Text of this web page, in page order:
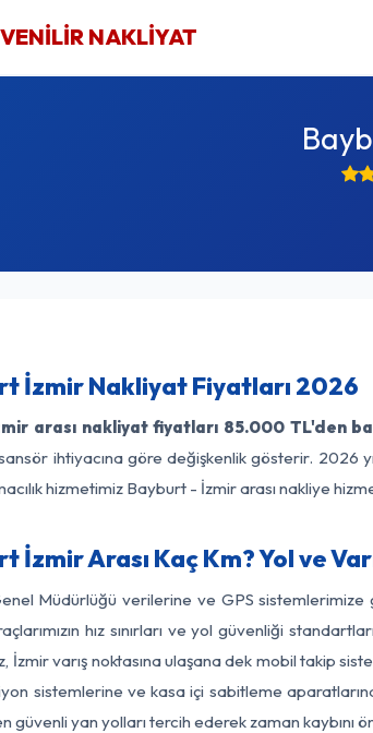
NAKLİYAT
İzmir Nakliyat Fiyatları 2026
arası nakliyat fiyatları 85.000 TL'den
ihtiyacına göre değişkenlik gösterir. 2026
hizmetimiz Bayburt - İzmir arası nakliye
İzmir Arası Kaç Km? Yol ve
Müdürlüğü verilerine ve GPS sistemlerimize
hız sınırları ve yol güvenliği
İzmir varış noktasına ulaşana dek mobil takip
sistemlerine ve kasa içi sabitleme
güvenli yan yolları tercih ederek zaman kaybını